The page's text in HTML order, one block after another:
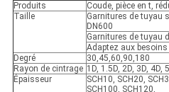
Produits
Coude, pièce en t,
Taille
Garnitures de tuyau
DN600
Garnitures de tuyau
Adaptez aux
Degré
30,45,60,90,180
Rayon de cintrage 1D, 1.5D, 2D, 3D, 4D,
Épaisseur
SCH10, SCH20,
SCH100, SCH120,